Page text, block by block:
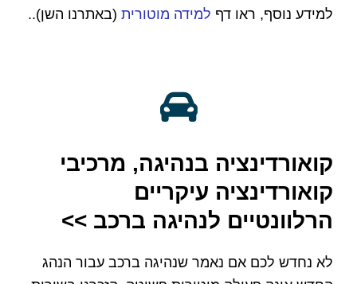
למידע נוסף, ראו דף למידה מוטורית (באתרנו השן)..
קואורדינציה בנהיגה, מרכיבי
קואורדינציה עיקריים
הרלוונטיים לנהיגה ברכב >>
לא נחדש לכם אם נאמר שנהיגה ברכב עבור הנהג